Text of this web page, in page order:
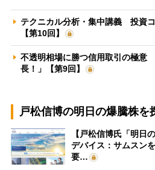
テクニカル分析・集中講義 投資コ
【第10回】
不透明相場に勝つ信用取引の極意
長！」【第9回】
戸松信博の明日の爆騰株を
【戸松信博氏「明日
デバイス：サムスン
要…